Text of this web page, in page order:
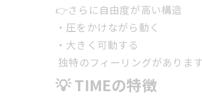
👉さらに自由度が高い構造
・圧をかけながら動く
・大きく可動する
独特のフィーリングがあります
💡 TIMEの特徴